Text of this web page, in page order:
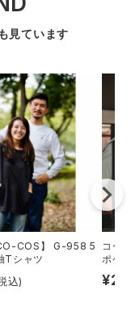
見ています
COS】 G-958 5
Tシャツ
込)
コー
ポケ
¥